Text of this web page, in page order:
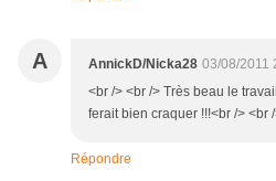
A AnnickD/Nicka28 03/08/2011
<br /> <br /> Très beau le
ferait bien craquer !!!<br /> <br
Répondre